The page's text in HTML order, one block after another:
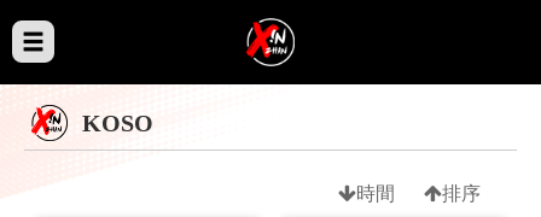
KOSO
時間 排序